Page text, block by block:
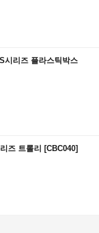
시리즈 플라스틱박스
즈 트롤리 [CBC040]